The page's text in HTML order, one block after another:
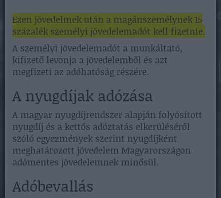
Ezen jövedelmek után a magánszemélynek 15
százalék személyi jövedelemadót kell fizetnie.
A személyi jövedelemadót a munkáltató,
kifizető levonja a jövedelemből és azt
megfizeti az adóhatóság részére.
A nyugdíjak adózása
A magyar nyugdíjrendszer alapján folyósított
nyugdíj és a kettős adóztatás elkerüléséről
szóló egyezmények szerint nyugdíjként
meghatározott jövedelem Magyarországon
adómentes jövedelemnek minősül.
Adóbevallás